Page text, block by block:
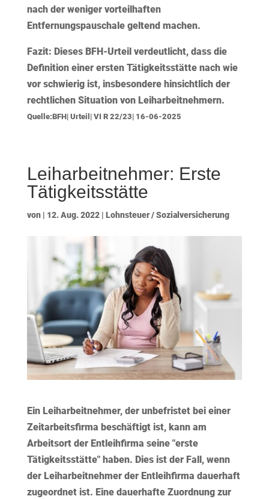
nach der weniger vorteilhaften
Entfernungspauschale geltend machen.
Fazit: Dieses BFH-Urteil verdeutlicht, dass die
Definition einer ersten Tätigkeitsstätte nach wie
vor schwierig ist, insbesondere hinsichtlich der
rechtlichen Situation von Leiharbeitnehmern.
Quelle:BFH| Urteil| VI R 22/23| 16-06-2025
Leiharbeitnehmer: Erste
Tätigkeitsstätte
von | 12. Aug. 2022| Lohnsteuer / Sozialversicherung
Ein Leiharbeitnehmer, der unbefristet bei einer
Zeitarbeitsfirma beschäftigt ist, kann am
Arbeitsort der Entleihfirma seine "erste
Tätigkeitsstätte" haben. Dies ist der Fall, wenn
der Leiharbeitnehmer der Entleihfirma dauerhaft
zugeordnet ist. Eine dauerhafte Zuordnung zur